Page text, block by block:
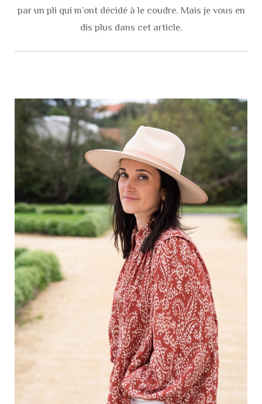
par un pli qui m’ont décidé à le coudre. Mais je vous en
dis plus dans cet article.